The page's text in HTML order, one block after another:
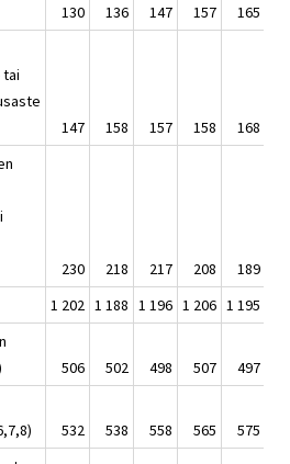
130 136 147 157 165
147 158 157 158 168
230 218 217 208 189
1 202 1 188 1 196 1 206 1 195
506 502 498 507 497
532 538 558 565 575